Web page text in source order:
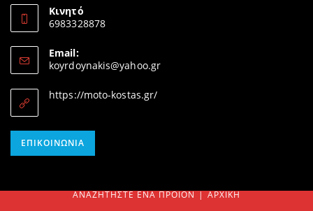
in
your
Κινητό
6983328878
in
your
Email:
koyrdoynakis@yahoo.grOpens
https://moto-kostas.gr/
ΕΠΙΚΟΙΝΩΝΊΑ
ΑΝΑΖΗΤΉΣΤΕ ΈΝΑ ΠΡΟΊΟΝ
SEARCH ΑΡΧΙΚΉ